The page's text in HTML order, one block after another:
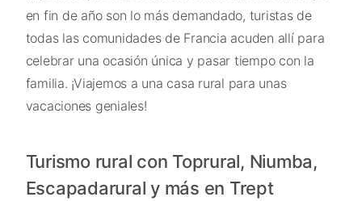
en fin de año son lo más demandado, turistas de
todas las comunidades de Francia acuden allí para
celebrar una ocasión única y pasar tiempo con la
familia. ¡Viajemos a una casa rural para unas
vacaciones geniales!
Turismo rural con Toprural, Niumba,
Escapadarural y más en Trept